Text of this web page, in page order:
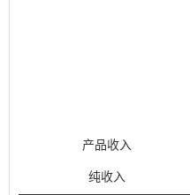
产品收入
纯收入